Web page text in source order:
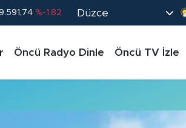
%-1.82
%0.19
%0.18
Düzce
Öncü Radyo Dinle Öncü TV İzle